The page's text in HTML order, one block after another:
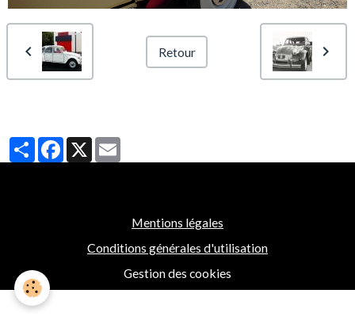
Retour
PartagerFacebook
X
Mentions légales
Conditions générales d'utilisation
Gestion des cookies